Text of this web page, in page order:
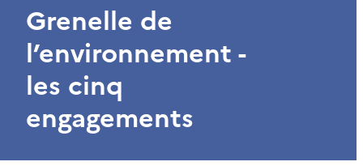
Grenelle de
l’environnement -
les cinq
engagements